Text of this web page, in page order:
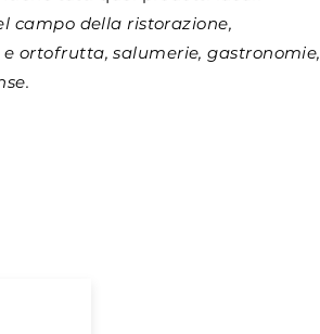
campo della ristorazione,
ortofrutta, salumerie, gastronomie,